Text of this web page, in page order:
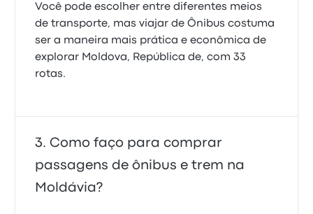
Você pode escolher entre diferentes meios
de transporte, mas viajar de Ônibus costuma
ser a maneira mais prática e econômica de
explorar Moldova, República de, com 33
rotas.
Como faço para comprar
passagens de ônibus e trem na
Moldávia?